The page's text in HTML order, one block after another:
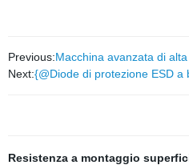
Previous:Macchina avanzata di
Next:{@Diode di protezione ESD
Resistenza a montaggio